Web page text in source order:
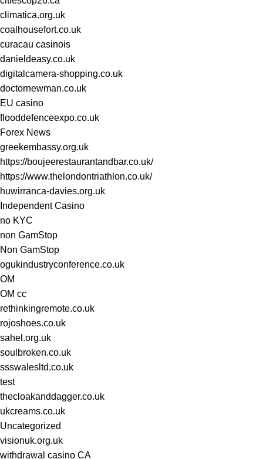
climatica.org.uk
coalhousefort.co.uk
curacau casinois
danieldeasy.co.uk
digitalcamera-shopping.co.uk
doctornewman.co.uk
EU casino
flooddefenceexpo.co.uk
Forex News
greekembassy.org.uk
https://boujeerestaurantandbar.co.uk/
https://www.thelondontriathlon.co.uk/
huwirranca-davies.org.uk
Independent Casino
no KYC
non GamStop
Non GamStop
ogukindustryconference.co.uk
OM
OM cc
rethinkingremote.co.uk
rojoshoes.co.uk
sahel.org.uk
soulbroken.co.uk
ssswalesltd.co.uk
test
thecloakanddagger.co.uk
ukcreams.co.uk
Uncategorized
visionuk.org.uk
withdrawal casino CA